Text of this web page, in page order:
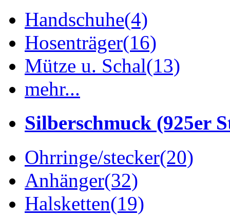
Handschuhe(4)
Hosenträger(16)
Mütze u. Schal(13)
mehr...
Silberschmuck (925er
Ohrringe/stecker(20)
Anhänger(32)
Halsketten(19)